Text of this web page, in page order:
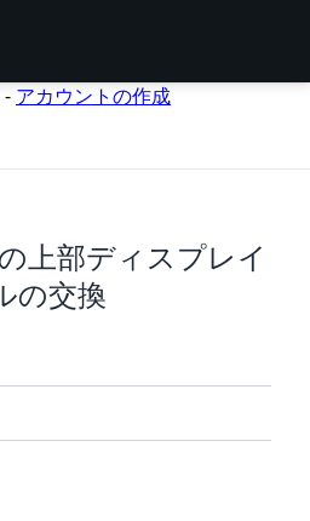
- アカウントの作成
上部ディスプレイ
の交換